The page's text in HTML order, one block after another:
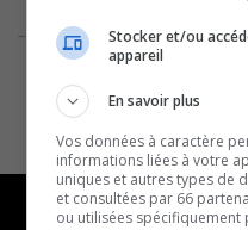
Stocker et/ou
appareil
En savoir plus
Vos données à caractère
informations liées à votre
uniques et autres types de
et consultées par 66
ou utilisées spécifiquement